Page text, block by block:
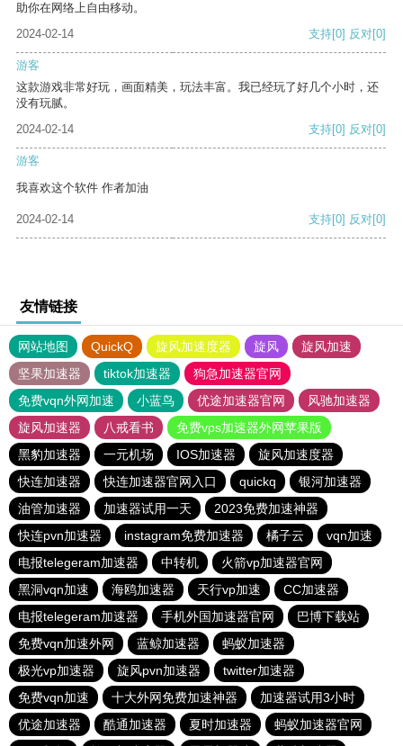
助你在网络上自由移动。
2024-02-14
支持[0] 反对[0]
游客
这款游戏非常好玩，画面精美，玩法丰富。我已经玩了好几个小时，还
没有玩腻。
2024-02-14
支持[0] 反对[0]
游客
我喜欢这个软件 作者加油
2024-02-14 支持[0] 反对[0]
友情链接
网站地图 QuickQ 旋风加速度器 旋风
旋风加速
坚果加速器
tiktok加速器
狗急加速器官网
免费vqn外网加速
小蓝鸟 优途加速器官网
风驰加速器
旋风加速器
八戒看书
免费vps加速器外网苹果版
黑豹加速器
一元机场 IOS加速器
旋风加速度器
快连加速器
快连加速器官网入口 quickq
银河加速器
油管加速器
加速器试用一天
2023免费加速神器
快连pvn加速器
instagram免费加速器 橘子云
vqn加速
电报telegeram加速器
中转机
火箭vp加速器官网
黑洞vqn加速
海鸥加速器 天行vp加速
CC加速器
电报telegeram加速器
手机外国加速器官网
巴博下载站
免费vqn加速外网
蓝鲸加速器
蚂蚁加速器
极光vp加速器
旋风pvn加速器
twitter加速器
免费vqn加速
十大外网免费加速神器
加速器试用3小时
优途加速器
酷通加速器 夏时加速器
蚂蚁加速器官网